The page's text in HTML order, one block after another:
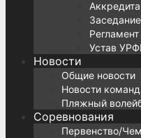
Устав
Новости
Общие новости
Новости команд
Пляжный
Соревнования
Первенство/